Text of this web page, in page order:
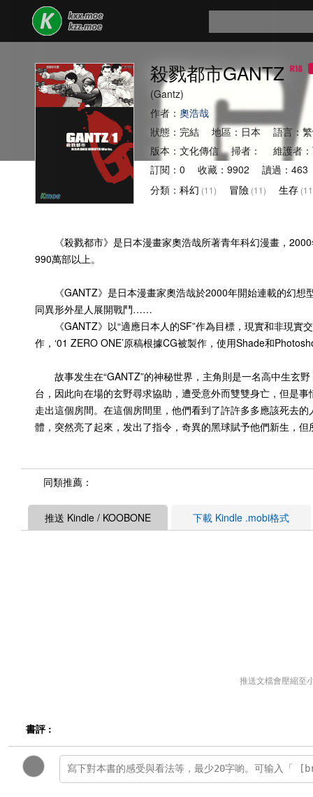
殺戮都市GANTZ
(Gantz)
作者： 奧浩哉
狀態：完結 地區：日本 語言：
版本：文化傳信 掃者： 維護者：
訂閱：0 收藏：9902 讀過：
分類： 科幻 (11) 冒險 (11) 生存
《殺戮都市》是日本漫畫家奧浩哉所著青年科幻漫畫，2000
990萬部以上。
《GANTZ》是日本漫畫家奧浩哉於2000年開始連載的幻想
同異形外星人展開戰鬥……
《GANTZ》以“適應日本人的SF”作為目標，現實和非現實
作，‘01 ZERO ONE’原稿根據CG被製作，使用Shade和
故事发生在“GANTZ”的神秘世界，主角則是一名高中生玄野
台，因此向在場的玄野尋求協助，遭受意外而雙雙身亡，但是
走出這個房間。在這個房間里，他們看到了許許多多應該死去
體，突然亮了起來，发出了指令，奇異的黑球賦予他們新生，
同類推薦：
推送 Kindle / KOOBONE 下載 Kindle .mobi格式
推送文檔會壓縮至
書評 :